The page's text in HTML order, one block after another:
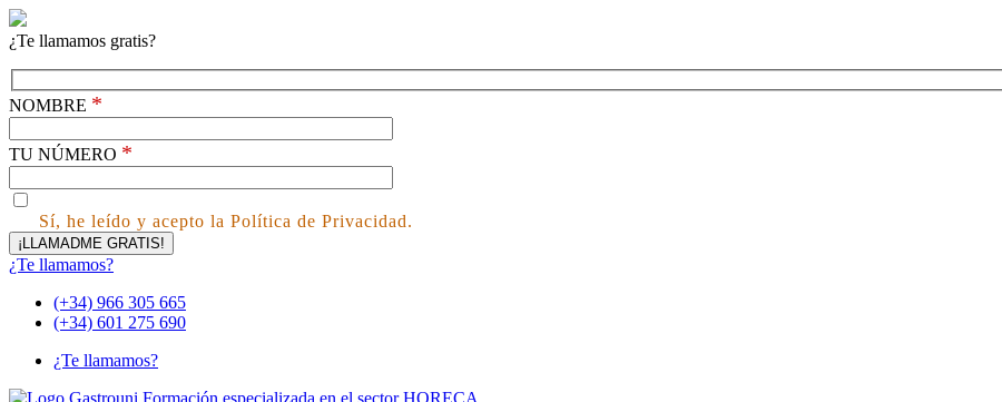
¿Te llamamos gratis?
NOMBRE *
TU NÚMERO *
Sí, he leído y acepto la Política de Privacidad.
¿Te llamamos?
(+34) 966 305 665
(+34) 601 275 690
¿Te llamamos?